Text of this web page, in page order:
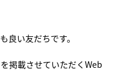
い友だちです。
掲載させていただくWeb